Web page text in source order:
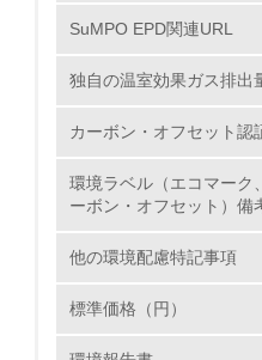
<L1>
SuMPO EPD関連URL
独自の温室効果ガス排
カーボン・オフセット認
環境ラベル（エコマーク
ーボン・オフセット）備
他の環境配慮特記事項
標準価格（円）